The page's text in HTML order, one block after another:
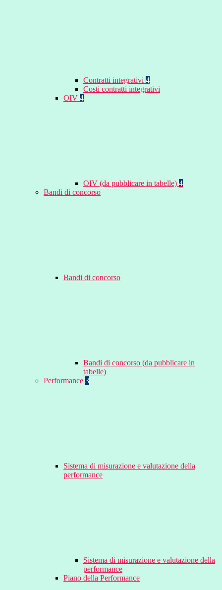
Contratti integrativi 4
Costi contratti integrativi
OIV 4
OIV (da pubblicare in tabelle) 4
Bandi di concorso
Bandi di concorso
Bandi di concorso (da pubblicare in
tabelle)
Performance 3
Sistema di misurazione e valutazione della
performance
Sistema di misurazione e valutazione della
performance
Piano della Performance